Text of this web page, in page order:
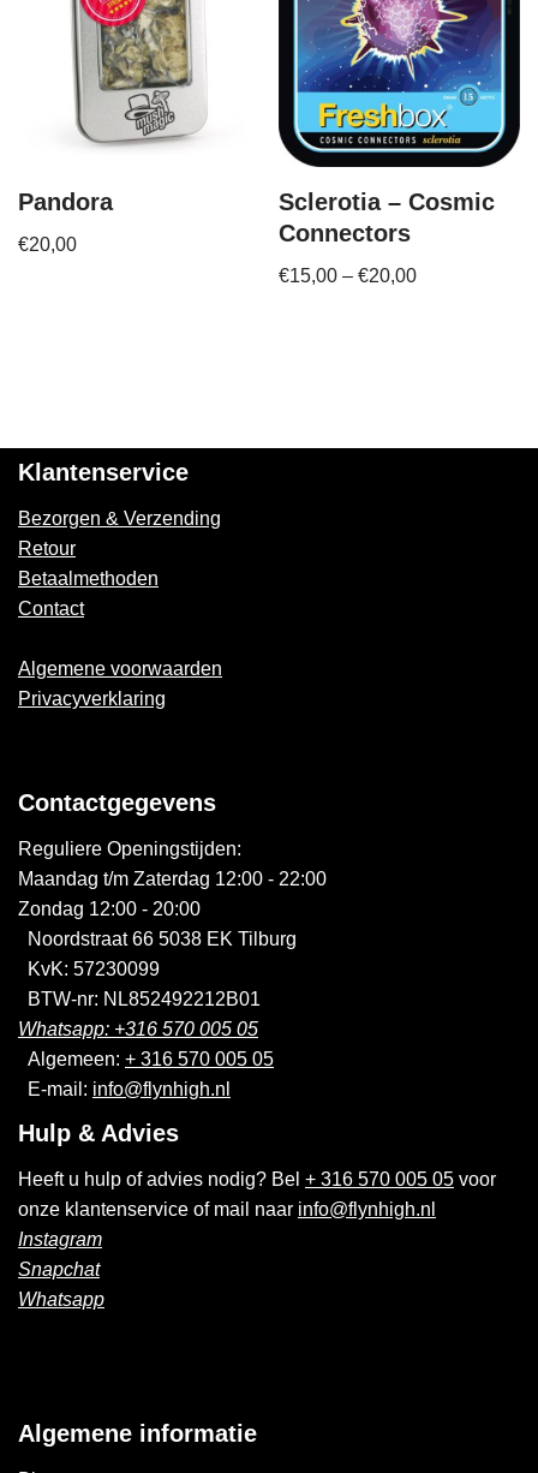
Pandora
€20,00
Sclerotia – Cosmic
Connectors
€15,00 –€20,00
Klantenservice
Bezorgen & Verzending
Retour
Betaalmethoden
Contact
Algemene voorwaarden
Privacyverklaring
Contactgegevens
Reguliere Openingstijden:
Maandag t/m Zaterdag 12:00 - 22:00
Zondag 12:00 - 20:00
Noordstraat 66 5038 EK Tilburg
KvK: 57230099
BTW-nr: NL852492212B01
Whatsapp: +316 570 005 05
Algemeen: + 316 570 005 05
E-mail: info@flynhigh.nl
Hulp & Advies
Heeft u hulp of advies nodig? Bel + 316 570 005 05 voor
onze klantenservice of mail naar info@flynhigh.nl
Instagram
Snapchat
Whatsapp
Algemene informatie